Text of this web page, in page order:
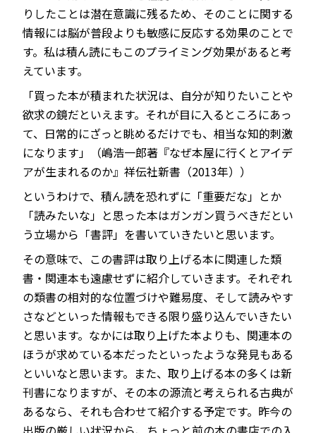
りしたことは潜在意識に残るため、そのことに関する
情報には脳が普段よりも敏感に反応する効果のことで
す。私は積ん読にもこのプライミング効果があると考
えています。
「買った本が積まれた状況は、自分が知りたいことや
欲求の鏡だといえます。それが目に入るところにあっ
て、日常的にざっと眺めるだけでも、相当な知的刺激
になります」（嶋浩一郎著『なぜ本屋に行くとアイデ
アが生まれるのか』祥伝社新書（2013年））
というわけで、積ん読を恐れずに「重要だな」とか
「読みたいな」と思った本はガンガン買うべきだとい
う立場から「書評」を書いていきたいと思います。
その意味で、この書評は取り上げる本に関連した類
書・関連本も遠慮せずに紹介していきます。それぞれ
の類書の相対的な位置づけや難易度、そして読みやす
さなどといった情報もできる限り盛り込んでいきたい
と思います。なかには取り上げた本よりも、関連本の
ほうが求めている本だったといったような発見もある
といいなと思います。また、取り上げる本の多くは新
刊書になりますが、その本の源流と考えられる古典が
あるなら、それも合わせて紹介する予定です。昨今の